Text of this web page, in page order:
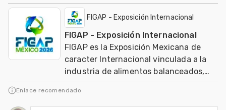
FIGAP - Exposición Internacional
FIGAP - Exposición Internacional
FIGAP es la Exposición Mexicana de
caracter Internacional vinculada a la
industria de alimentos balanceados,
salud, nutrición y genética en
producción anima
Enlace recomendado